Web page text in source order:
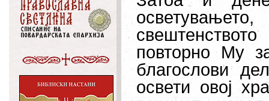
повторно Му
благослови
освети овој